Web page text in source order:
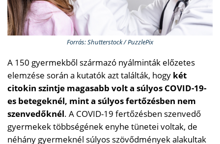
Forrás: Shutterstock / PuzzlePix
A 150 gyermekből származó nyálminták előzetes
elemzése során a kutatók azt találták, hogy két
citokin szintje magasabb volt a súlyos COVID-19-
es betegeknél, mint a súlyos fertőzésben nem
szenvedőknél. A COVID-19 fertőzésben szenvedő
gyermekek többségének enyhe tünetei voltak, de
néhány gyermeknél súlyos szövődmények alakultak